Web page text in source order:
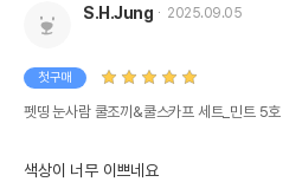
S.H.Jung 2025.09.05
첫구매
펫띵 눈사람 쿨조끼&쿨스카프 세트_민트 5호
색상이 너무 이쁘네요